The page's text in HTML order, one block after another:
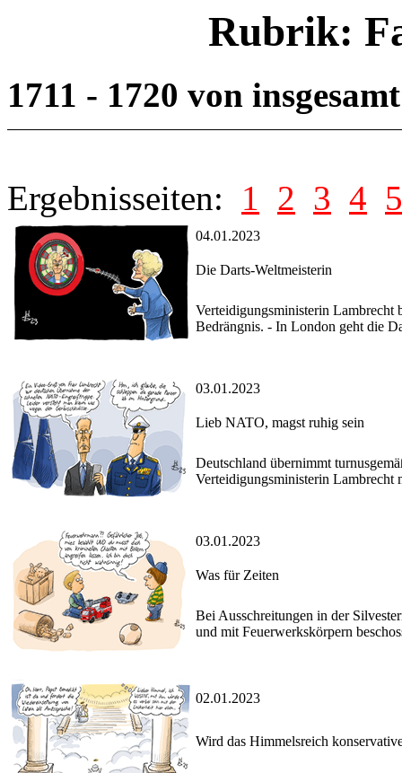
Rubrik:
1711 - 1720 von
Ergebnisseiten: 1 2 3 4 5
04.01.2023
Die Darts-Weltmeisterin
Verteidigungsministerin Lambrecht
Bedrängnis. - In London geht die
03.01.2023
Lieb NATO, magst ruhig sein
Deutschland übernimmt
Verteidigungsministerin
03.01.2023
Was für Zeiten
Bei Ausschreitungen in der
und mit Feuerwerkskörpern
02.01.2023
Wird das Himmelsreich